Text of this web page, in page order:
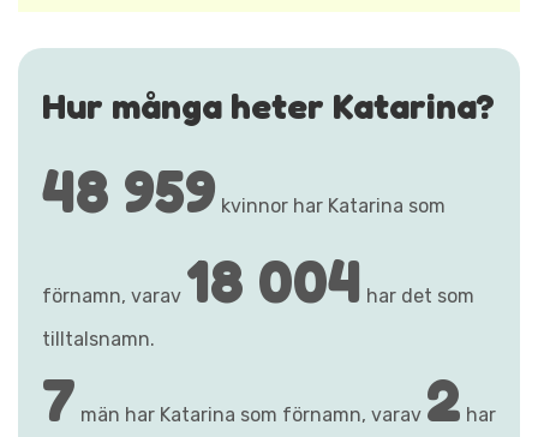
Hur många heter Katarina?
48 959 kvinnor har Katarina som
förnamn, varav 18 004 har det som
tilltalsnamn.
7 män har Katarina som förnamn, varav 2 har